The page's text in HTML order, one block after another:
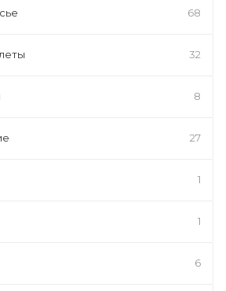
68
32
8
27
1
1
6